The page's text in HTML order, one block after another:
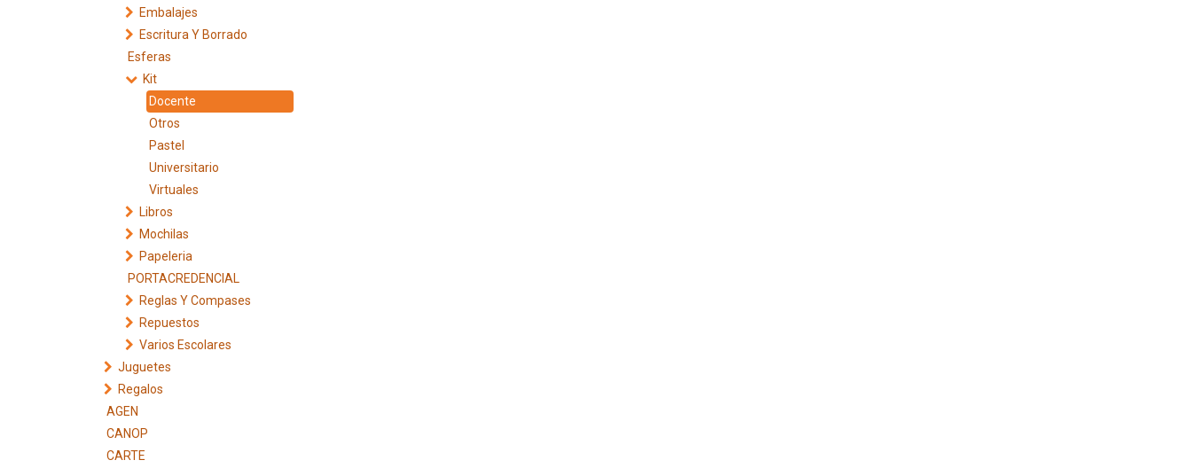
Embalajes
Escritura Y Borrado
Esferas
Kit
Docente
Otros
Pastel
Universitario
Virtuales
Libros
Mochilas
Papeleria
PORTACREDENCIAL
Reglas Y Compases
Repuestos
Varios Escolares
Juguetes
Regalos
AGEN
CANOP
CARTE